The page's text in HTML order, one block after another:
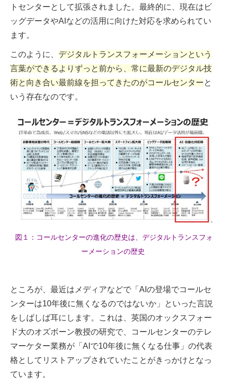
トセンターとして拡張されました。最終的に、現在はビ
ッグデータやAIなどの活用に向けた対応を求められてい
ます。
このように、 デジタルトランスフォーメーションという
言葉ができるよりずっと前から、常に最新のデジタル技
術と向き合い最前線を担ってきたのがコールセンターと
いう存在なのです。
図１：コールセンターの進化の歴史は、デジタルトランスフォ
ーメーションの歴史
ところが、最近はメディアなどで「AIの登場でコールセ
ンターは10年後に無くなるのではないか」といった言説
をしばしば耳にします。これは、英国のオックスフォー
ド大のオズボーン教授の研究で、コールセンターのテレ
マーケター業務が「AIで10年後に無くなる仕事」の代表
格としてリストアップされていたことがきっかけとなっ
ています。